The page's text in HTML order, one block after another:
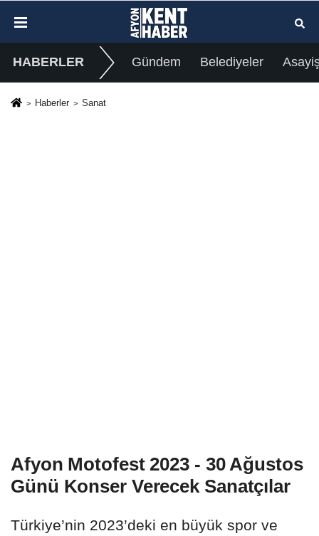
HABERLER Gündem Belediyeler
Haberler Sanat
Afyon Motofest 2023 - 30 Ağustos
Günü Konser Verecek Sanatçılar
Türkiye’nin 2023’deki en büyük spor ve